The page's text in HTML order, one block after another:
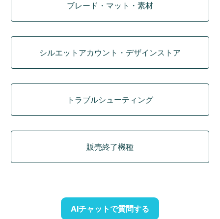
ブレード・マット・素材
シルエットアカウント・デザインストア
トラブルシューティング
販売終了機種
AIチャットで質問する